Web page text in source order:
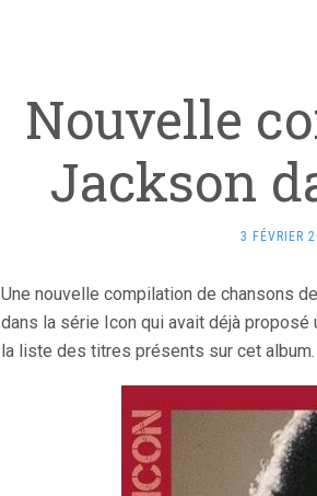
Nouvelle
Jackson
3 FÉVRIER
Une nouvelle compilation de chansons
dans la série Icon qui avait déjà
la liste des titres présents sur cet album.